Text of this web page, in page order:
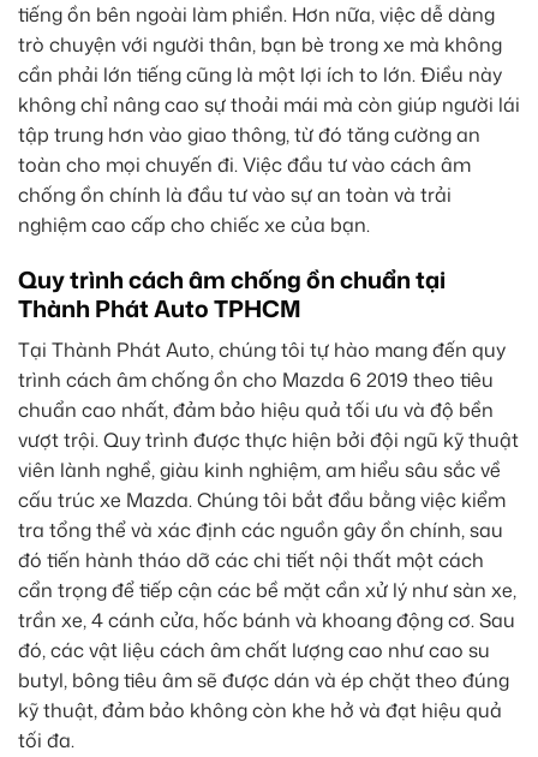
tiếng ồn bên ngoài làm phiền. Hơn nữa, việc dễ dàng
trò chuyện với người thân, bạn bè trong xe mà không
cần phải lớn tiếng cũng là một lợi ích to lớn. Điều này
không chỉ nâng cao sự thoải mái mà còn giúp người lái
tập trung hơn vào giao thông, từ đó tăng cường an
toàn cho mọi chuyến đi. Việc đầu tư vào cách âm
chống ồn chính là đầu tư vào sự an toàn và trải
nghiệm cao cấp cho chiếc xe của bạn.
Quy trình cách âm chống ồn chuẩn tại
Thành Phát Auto TPHCM
Tại Thành Phát Auto, chúng tôi tự hào mang đến quy
trình cách âm chống ồn cho Mazda 6 2019 theo tiêu
chuẩn cao nhất, đảm bảo hiệu quả tối ưu và độ bền
vượt trội. Quy trình được thực hiện bởi đội ngũ kỹ thuật
viên lành nghề, giàu kinh nghiệm, am hiểu sâu sắc về
cấu trúc xe Mazda. Chúng tôi bắt đầu bằng việc kiểm
tra tổng thể và xác định các nguồn gây ồn chính, sau
đó tiến hành tháo dỡ các chi tiết nội thất một cách
cẩn trọng để tiếp cận các bề mặt cần xử lý như sàn xe,
trần xe, 4 cánh cửa, hốc bánh và khoang động cơ. Sau
đó, các vật liệu cách âm chất lượng cao như cao su
butyl, bông tiêu âm sẽ được dán và ép chặt theo đúng
kỹ thuật, đảm bảo không còn khe hở và đạt hiệu quả
tối đa.